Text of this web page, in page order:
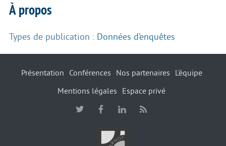
À propos
Types de publication : Données d’enquêtes
Présentation Conférences Nos partenaires
L’équipe
Mentions légales
Espace privé